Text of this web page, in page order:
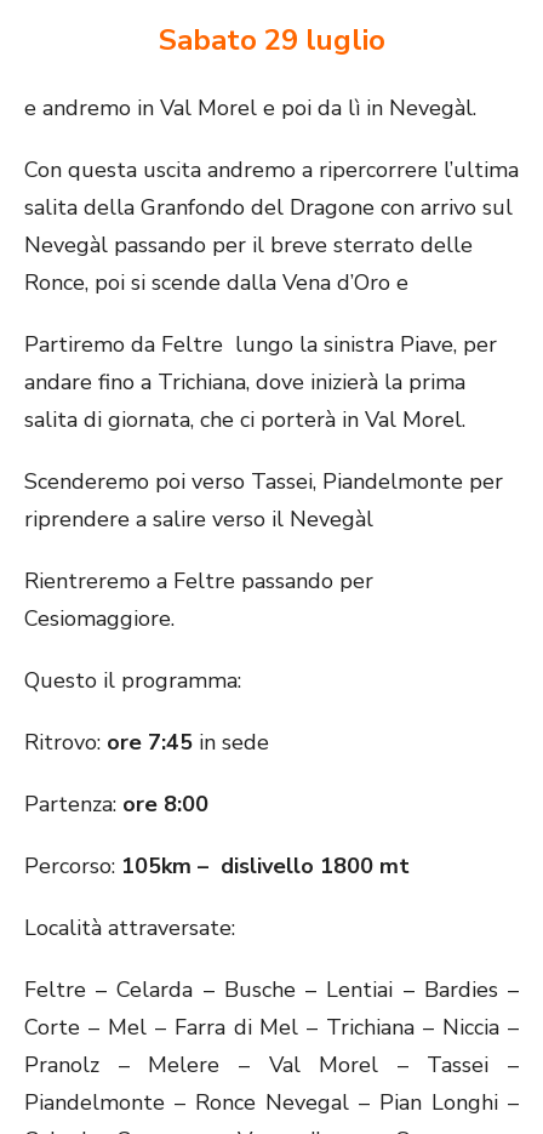
Sabato 29 luglio
e andremo in Val Morel e poi da lì in Nevegàl.
Con questa uscita andremo a ripercorrere l’ultima
salita della Granfondo del Dragone con arrivo sul
Nevegàl passando per il breve sterrato delle
Ronce, poi si scende dalla Vena d’Oro e
Partiremo da Feltre lungo la sinistra Piave, per
andare fino a Trichiana, dove inizierà la prima
salita di giornata, che ci porterà in Val Morel.
Scenderemo poi verso Tassei, Piandelmonte per
riprendere a salire verso il Nevegàl
Rientreremo a Feltre passando per
Cesiomaggiore.
Questo il programma:
Ritrovo: ore 7:45 in sede
Partenza: ore 8:00
Percorso: 105km – dislivello 1800 mt
Località attraversate:
Feltre – Celarda – Busche – Lentiai – Bardies –
Corte – Mel – Farra di Mel – Trichiana – Niccia –
Pranolz – Melere – Val Morel – Tassei –
Piandelmonte – Ronce Nevegal – Pian Longhi –